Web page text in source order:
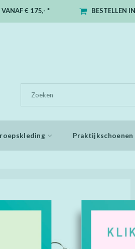
VANAF € 175,- * BESTELLEN
Praktijkschoenen